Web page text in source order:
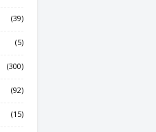
(39)
(5)
(300)
(92)
(15)